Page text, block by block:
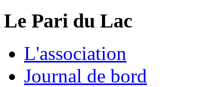
Le Pari du Lac
L'association
Journal de bord